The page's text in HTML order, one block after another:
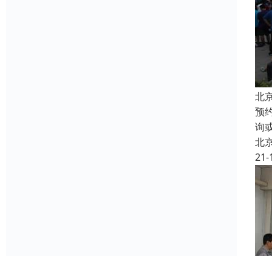
北
预
询
北
21-